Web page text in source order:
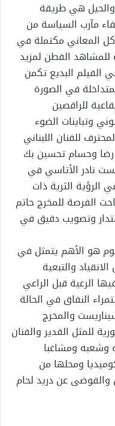
هي طريقة
مآرب السياسة من
كل المعاني مكتملة في
الفطن لمزيد
الفيلم البديع تكمن
في الصورة
للراقصين
وتباينات الضوء
للفنان اللبناني
رضا وحسام تحسين بك
نادر الأتاسي في
الرؤية الثرية ذات
الفرصة للمخرج حاتم
وتصويب دقيق في
هو الأهم يتمثل في
والتبعية
الرعية قبل الراعي
النفاق في الحالة
والمخرج
للمثل القدير والفنان
وشعبه ومشاغبا
ومحلها من
والفوضى عن دريد لحام